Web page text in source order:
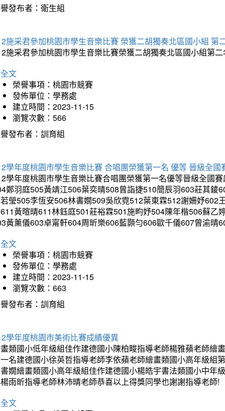
發布者：衛生組
施采君參加桃園市學生音樂比賽 榮獲二胡獨奏北區國小組 第
施采君參加桃園市學生音樂比賽榮獲二胡獨奏北區國小組第
文
榮譽事項：桃園市競賽
發佈單位：學務處
建立時間：2023-11-15
瀏覽次數：566
發布者：訓育組
學年度桃園市學生音樂比賽 合唱團榮獲第一名 優等 晉級全國
學年度桃園市學生音樂比賽合唱團榮獲第一名優等晉級全國
鄭羽庭505黃靖江506葉奕晴508曾詣捷510簡辰羽603莊其
瑩505李恆安506林書嫺509吳欣霓512葉東霖512謝姍妤
黃暄晴611林鈺庭501莊裕霖501施畇妤504陳年楷506蘇
黃薰儀603卓甯軒604周昕樂606藍顥勻606歐千儀607曾渝
文
榮譽事項：桃園市競賽
發佈單位：學務處
建立時間：2023-11-15
瀏覽次數：663
發布者：訓育組
學年度桃園市美術比賽成績優異
類國小低年級組佳作建德國小陳柏畯指導老師楊雅蘋老師繪
名建德國小徐英哲指導老師李依蘋老師繪畫類國小高年級組
嫺繪畫類國小高年級組佳作建德國小楊皓宇書法類國小中年
雨昕指導老師林沛晴老師恭喜以上得獎同學也謝謝指導老師!
文